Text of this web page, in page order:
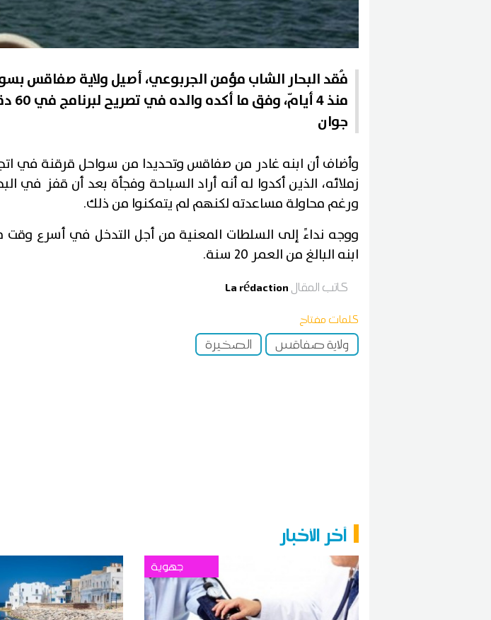
فُقد البحار الشاب مؤمن الجربوعي، أصيل ولاية صفاقس
جوان
وأضاف أن ابنه غادر من صفاقس وتحديدا من سواحل قرقنة في
زملائه، الذين أكدوا له أنه أراد السباحة وفجأة بعد أن قفز في
ورغم محاولة مساعدته لكنهم لم يتمكنوا من ذلك.
ووجه نداءً إلى السلطات المعنية من أجل التدخل في أسرع
ابنه البالغ من العمر 20 سنة.
كاتب المقال La rédaction
كلمات مفتاح
ولاية صفاقس الصخيرة
آخر الأخبار
جهوية